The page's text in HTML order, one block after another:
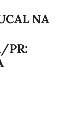
NA
PR: